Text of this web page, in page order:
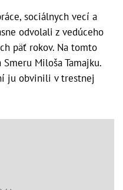
sociálnych vecí a
odvolali z vedúceho
päť rokov. Na tomto
Miloša Tamajku.
ju obvinili v trestnej